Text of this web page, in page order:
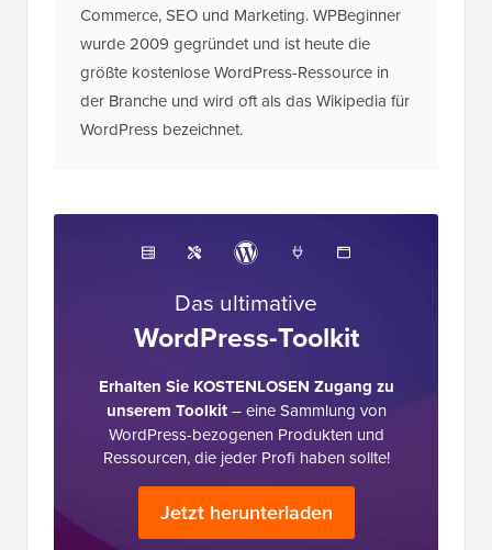
Commerce, SEO und Marketing. WPBeginner
wurde 2009 gegründet und ist heute die
größte kostenlose WordPress-Ressource in
der Branche und wird oft als das Wikipedia für
WordPress bezeichnet.
Das ultimative
WordPress-Toolkit
Erhalten Sie KOSTENLOSEN Zugang zu
unserem Toolkit– eine Sammlung von
WordPress-bezogenen Produkten und
Ressourcen, die jeder Profi haben sollte!
Jetzt herunterladen